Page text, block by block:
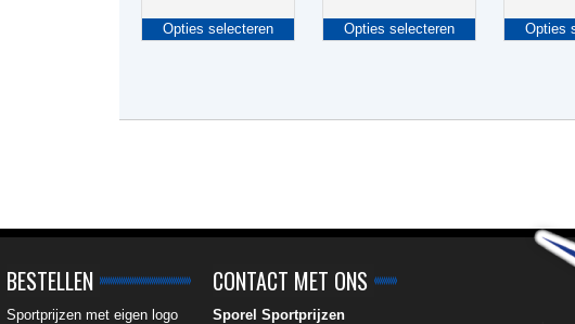
Opties selecteren
Deze
op
productpagina
Opties selecteren
Deze
op
Opties
BESTELLEN
Sportprijzen met eigen logo
CONTACT MET ONS
Sporel Sportprijzen